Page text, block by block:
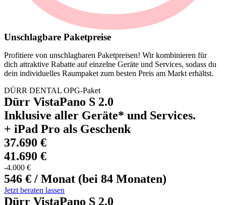
Unschlagbare Paketpreise
Profitiere von unschlagbaren Paketpreisen! Wir kombinieren für
dich attraktive Rabatte auf einzelne Geräte und Services, sodass du
dein individuelles Raumpaket zum besten Preis am Markt erhältst.
DÜRR DENTAL OPG-Paket
Dürr VistaPano S 2.0
Inklusive aller Geräte* und Services.
+ iPad Pro als Geschenk
37.690 €
41.690 €
-4.000 €
546 € / Monat (bei 84 Monaten)
Jetzt beraten lassen
Dürr VistaPano S 2.0